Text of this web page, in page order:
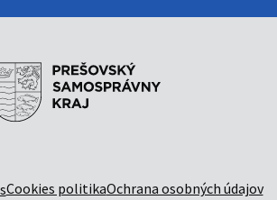
Cookies politikaOchrana osobných údajov